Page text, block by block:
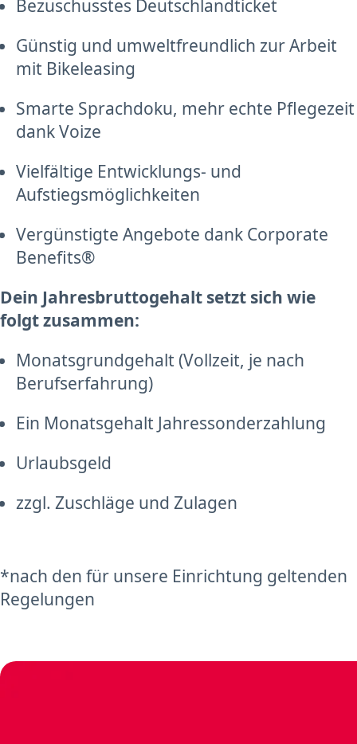
Bezuschusstes Deutschlandticket
Günstig und umweltfreundlich zur Arbeit
mit Bikeleasing
Smarte Sprachdoku, mehr echte Pflegezeit
dank Voize
Vielfältige Entwicklungs- und
Aufstiegsmöglichkeiten
Vergünstigte Angebote dank Corporate
Benefits®
Dein Jahresbruttogehalt setzt sich wie
folgt zusammen:
Monatsgrundgehalt (Vollzeit, je nach
Berufserfahrung)
Ein Monatsgehalt Jahressonderzahlung
Urlaubsgeld
zzgl. Zuschläge und Zulagen
*nach den für unsere Einrichtung geltenden
Regelungen